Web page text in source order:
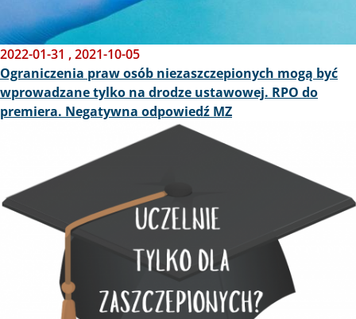
2022-01-31 ,2021-10-05
Ograniczenia praw osób niezaszczepionych mogą być
wprowadzane tylko na drodze ustawowej. RPO do
premiera. Negatywna odpowiedź MZ